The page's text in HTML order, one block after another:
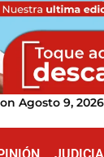
Agosto 9, 2026